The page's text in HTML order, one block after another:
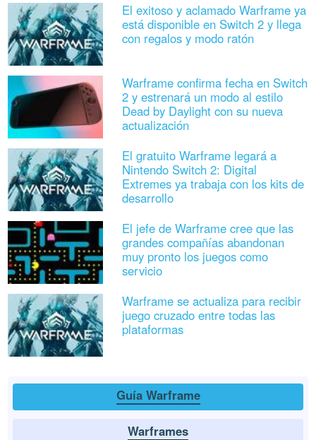
El exitoso y aclamado Warframe ya
está disponible en Switch 2 y llega
con regalos y modo ratón
Warframe confirma fecha en Switch
2 y estrenará un modo al estilo
Dead by Daylight con su nueva
actualización
El gratuito Warframe legará a
Nintendo Switch 2: Digital
Extremes ya trabaja con los kits de
desarrollo
El jefe de Warframe cree que las
grandes compañías abandonan
muy pronto los juegos como
servicio
Warframe se actualiza para recibir
juego cruzado entre todas las
plataformas
Guía Warframe
Warframes